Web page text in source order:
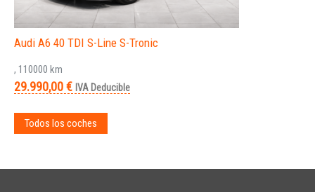
Audi A6 40 TDI S-Line S-Tronic
, 110000 km
29.990,00 € IVA Deducible
Todos los coches